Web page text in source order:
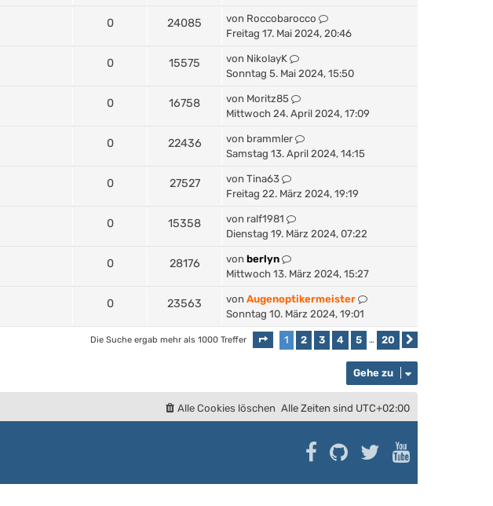
0 24085 von Roccobarocco
Freitag 17. Mai 2024, 20:46
0 15575 von NikolayK
Sonntag 5. Mai 2024, 15:50
0 16758 von Moritz85
Mittwoch 24. April 2024, 17:09
0 22436 von brammler
Samstag 13. April 2024, 14:15
0 27527 von Tina63
Freitag 22. März 2024, 19:19
0 15358 von ralf1981
Dienstag 19. März 2024, 07:22
0 28176 von berlyn
Mittwoch 13. März 2024, 15:27
0 23563 von Augenoptikermeister
Sonntag 10. März 2024, 19:01
Die Suche ergab mehr als 1000 Treffer Seite 1von 20
1 2 3 4 5 … 20
Gehe zu
Alle Zeiten sind UTC+02:00
Alle Cookies löschen